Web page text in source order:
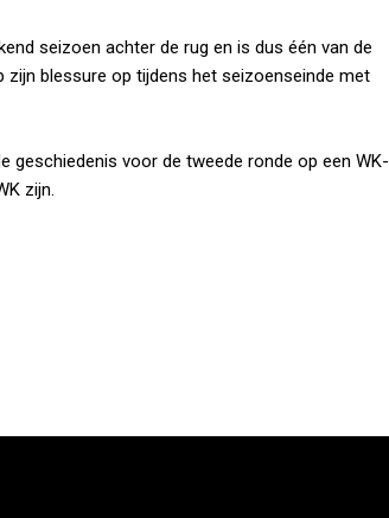
seizoen achter de rug en is dus één van de
zijn blessure op tijdens het seizoenseinde met
geschiedenis voor de tweede ronde op een WK-
zijn.